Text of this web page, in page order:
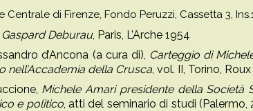
di Firenze, Fondo Peruzzi, Cassetta 3,
Deburau, Paris, L’Arche 1954
d’Ancona (a cura di), Carteggio di
nell’Accademia della Crusca, vol. II, Torino,
Michele Amari presidente della Società
e politico, atti del seminario di studi